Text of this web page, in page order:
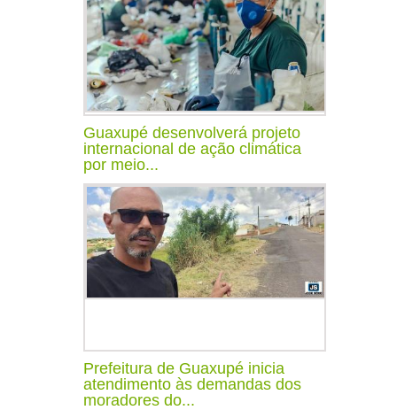
Guaxupé desenvolverá projeto
internacional de ação climática
por meio...
Prefeitura de Guaxupé inicia
atendimento às demandas dos
moradores do...